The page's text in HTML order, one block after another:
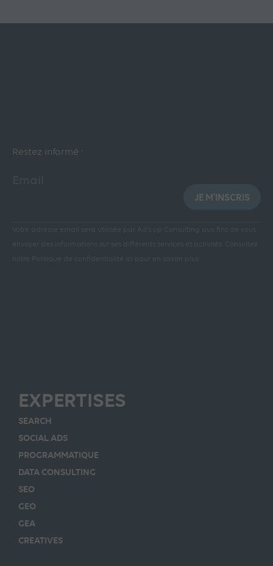
Restez informé :
JE M'INSCRIS
Votre adresse email sera utilisée par Ad’s up Consulting aux fins de vous
envoyer des informations sur ses différents services et activités.
Consultez
notre Politique de confidentialité ici pour en savoir plus
EXPERTISES
SEARCH
SOCIAL ADS
PROGRAMMATIQUE
DATA CONSULTING
SEO
GEO
GEA
CREATIVES